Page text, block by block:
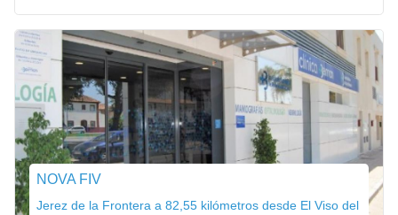
NOVA FIV
Jerez de la Frontera a 82,55 kilómetros desde El Viso del